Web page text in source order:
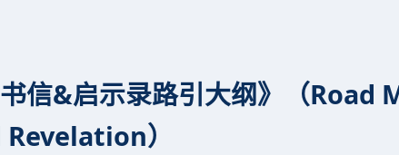
信&启示录路引大纲》（
）